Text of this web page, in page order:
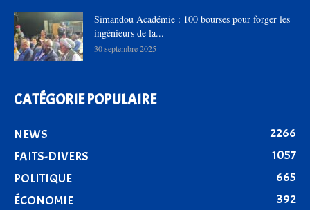
Simandou Académie : 100 bourses pour forger les
ingénieurs de la...
30 septembre 2025
CATÉGORIE POPULAIRE
NEWS
2266
FAITS-DIVERS
1057
POLITIQUE
665
ÉCONOMIE
392